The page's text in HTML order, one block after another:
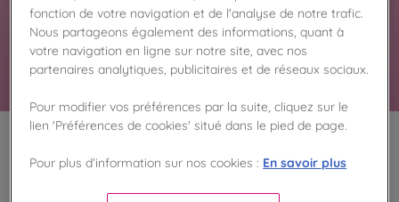
spécialités chocolatées et gourmandises vous
attendent en magasin.
En savoir plus
100
Fabriqué en France
fonction de votre navigation et de l'analyse de notre trafic.
Nous partageons également des informations, quant à
votre navigation en ligne sur notre site, avec nos
partenaires analytiques, publicitaires et de réseaux sociaux.
Pour modifier vos préférences par la suite, cliquez sur le
lien 'Préférences de cookies' situé dans le pied de page.
Pour plus d’information sur nos cookies : En savoir plus